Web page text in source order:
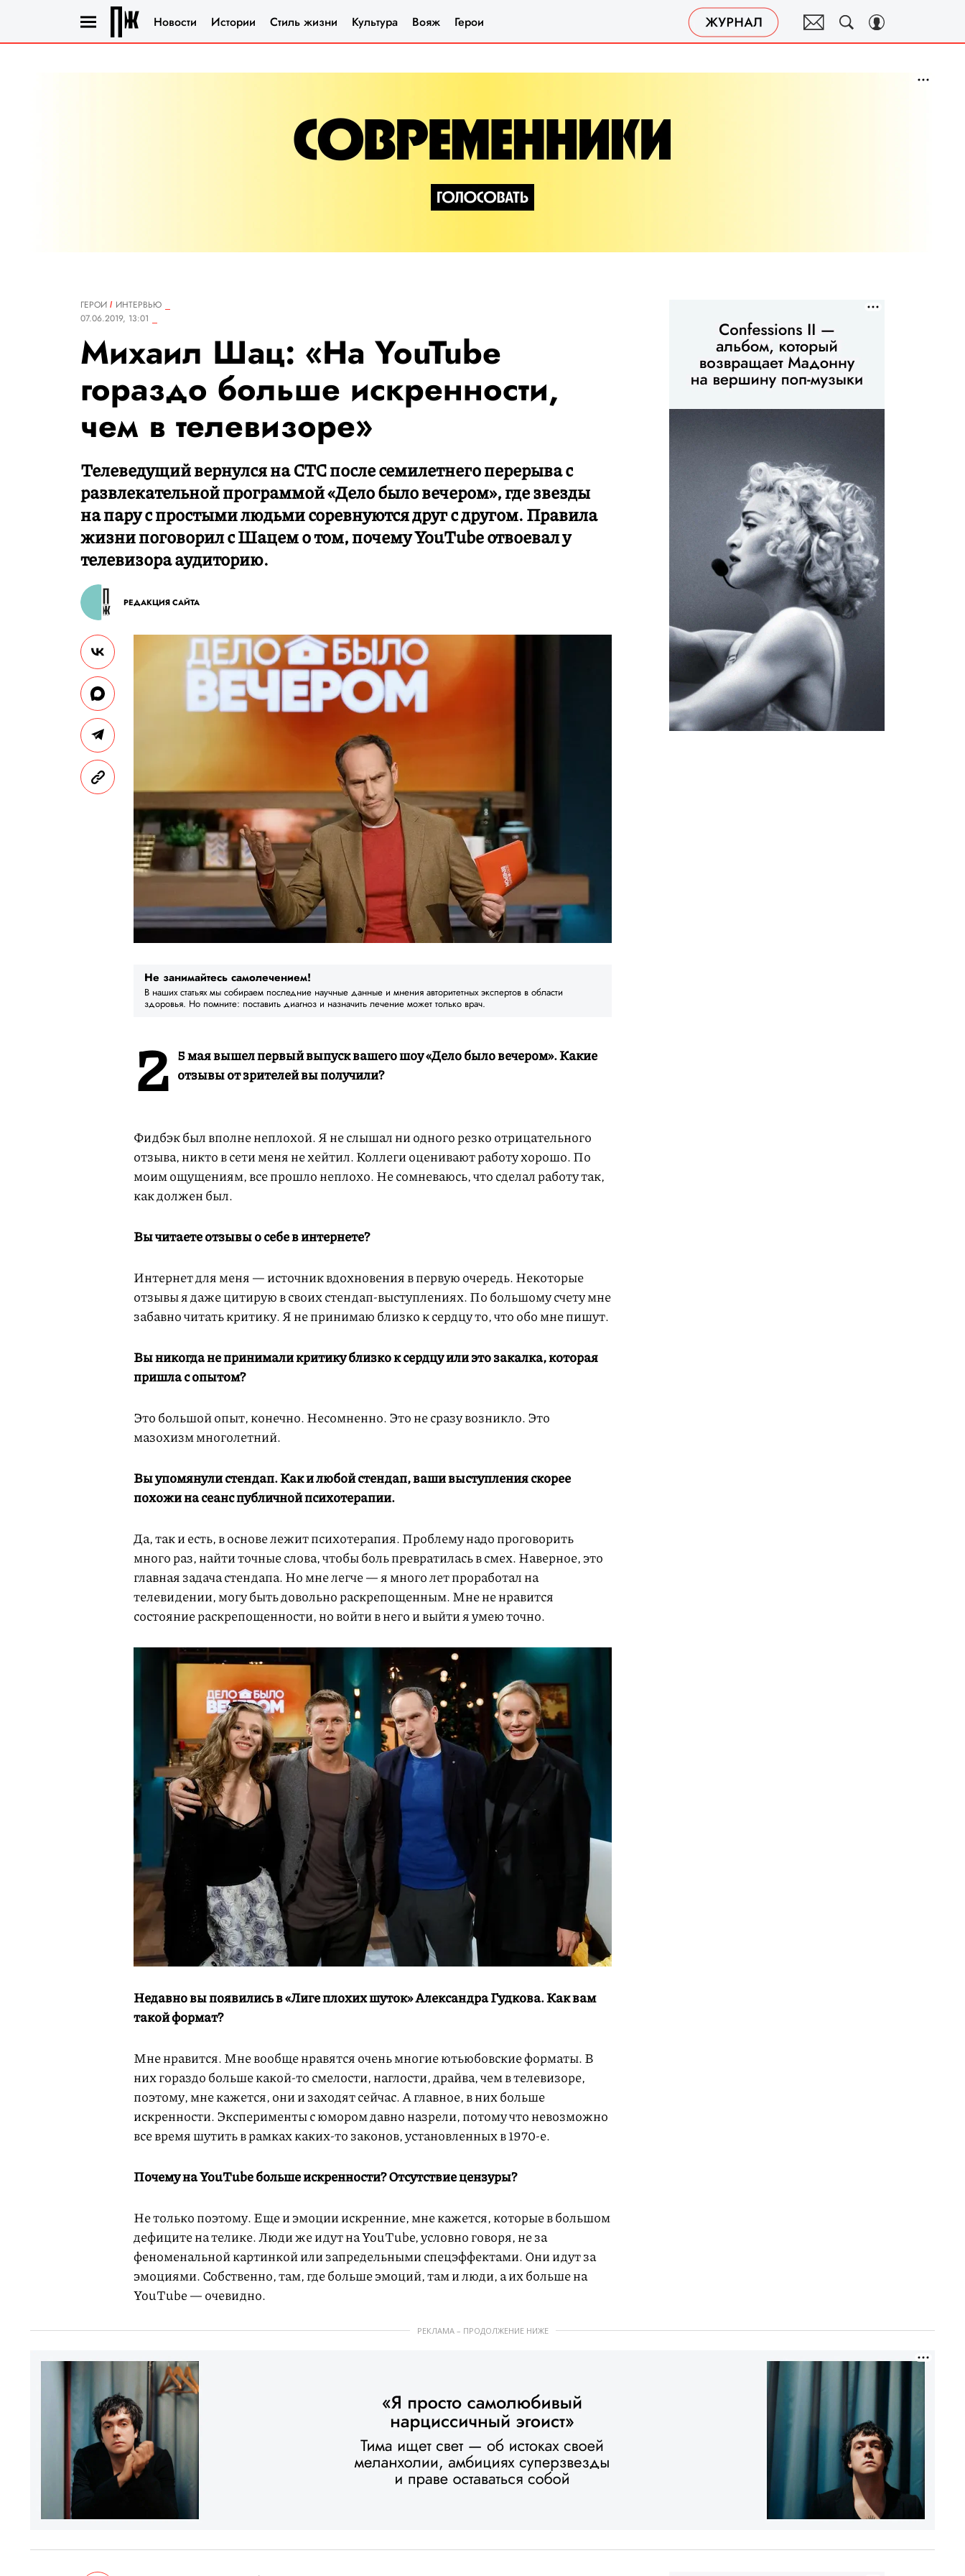
Новости Истории Стиль жизни Культура Вояж Герои
ГЕРОИ
ИНТЕРВЬЮ
07.06.2019, 13:01
Михаил Шац: «На YouTube
гораздо больше искренности,
чем в телевизоре»
Телеведущий вернулся на СТС после семилетнего перерыва с
развлекательной программой «Дело было вечером», где звезды
на пару с простыми людьми соревнуются друг с другом. Правила
жизни поговорил с Шацем о том, почему YouTube отвоевал у
телевизора аудиторию.
РЕДАКЦИЯ САЙТА
Не занимайтесь самолечением!
В наших статьях мы собираем последние научные данные и мнения авторитетных экспертов в области
здоровья. Но помните: поставить диагноз и назначить лечение может только врач.
2 5 мая вышел первый выпуск вашего шоу «Дело было вечером». Какие
отзывы от зрителей вы получили?
Фидбэк был вполне неплохой. Я не слышал ни одного резко отрицательного
отзыва, никто в сети меня не хейтил. Коллеги оценивают работу хорошо. По
моим ощущениям, все прошло неплохо. Не сомневаюсь, что сделал работу так,
как должен был.
Вы читаете отзывы о себе в интернете?
Интернет для меня — источник вдохновения в первую очередь. Некоторые
отзывы я даже цитирую в своих стендап-выступлениях. По большому счету мне
забавно читать критику. Я не принимаю близко к сердцу то, что обо мне пишут.
Вы никогда не принимали критику близко к сердцу или это закалка, которая
пришла с опытом?
Это большой опыт, конечно. Несомненно. Это не сразу возникло. Это
мазохизм многолетний.
Вы упомянули стендап. Как и любой стендап, ваши выступления скорее
похожи на сеанс публичной психотерапии.
Да, так и есть, в основе лежит психотерапия. Проблему надо проговорить
много раз, найти точные слова, чтобы боль превратилась в смех. Наверное, это
главная задача стендапа. Но мне легче — я много лет проработал на
телевидении, могу быть довольно раскрепощенным. Мне не нравится
состояние раскрепощенности, но войти в него и выйти я умею точно.
Недавно вы появились в «Лиге плохих шуток» Александра Гудкова. Как вам
такой формат?
Мне нравится. Мне вообще нравятся очень многие ютьюбовские форматы. В
них гораздо больше какой-то смелости, наглости, драйва, чем в телевизоре,
поэтому, мне кажется, они и заходят сейчас. А главное, в них больше
искренности. Эксперименты с юмором давно назрели, потому что невозможно
все время шутить в рамках каких-то законов, установленных в 1970-е.
Почему на YouTube больше искренности? Отсутствие цензуры?
Не только поэтому. Еще и эмоции искренние, мне кажется, которые в большом
дефиците на телике. Люди же идут на YouTube, условно говоря, не за
феноменальной картинкой или запредельными спецэффектами. Они идут за
эмоциями. Собственно, там, где больше эмоций, там и люди, а их больше на
YouTube — очевидно.
РЕКЛАМА – ПРОДОЛЖЕНИЕ НИЖЕ